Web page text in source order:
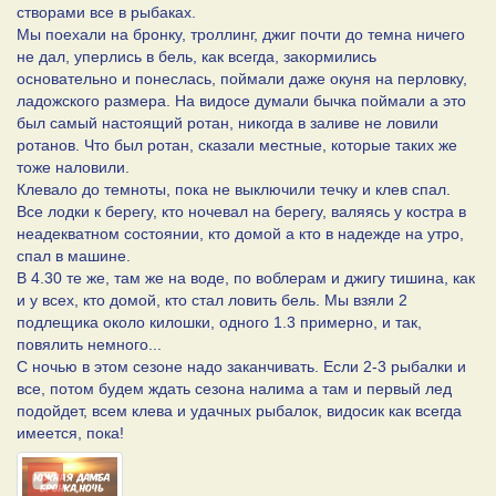
створами все в рыбаках.
Мы поехали на бронку, троллинг, джиг почти до темна ничего
не дал, уперлись в бель, как всегда, закормились
основательно и понеслась, поймали даже окуня на перловку,
ладожского размера. На видосе думали бычка поймали а это
был самый настоящий ротан, никогда в заливе не ловили
ротанов. Что был ротан, сказали местные, которые таких же
тоже наловили.
Клевало до темноты, пока не выключили течку и клев спал.
Все лодки к берегу, кто ночевал на берегу, валяясь у костра в
неадекватном состоянии, кто домой а кто в надежде на утро,
спал в машине.
В 4.30 те же, там же на воде, по воблерам и джигу тишина, как
и у всех, кто домой, кто стал ловить бель. Мы взяли 2
подлещика около килошки, одного 1.3 примерно, и так,
повялить немного...
С ночью в этом сезоне надо заканчивать. Если 2-3 рыбалки и
все, потом будем ждать сезона налима а там и первый лед
подойдет, всем клева и удачных рыбалок, видосик как всегда
имеется, пока!